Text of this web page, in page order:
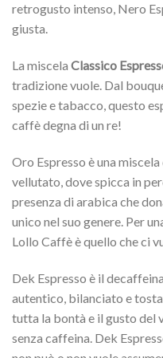
retrogusto intenso, Nero
giusta.
La miscela Classico
tradizione vuole. Dal
spezie e tabacco, questo
caffè degna di un re!
Oro Espresso è una
vellutato, dove spicca in
presenza di arabica che
unico nel suo genere. Per
Lollo Caffè è quello che ci
Dek Espresso è il
autentico, bilanciato e
tutta la bontà e il gusto del
senza caffeina. Dek